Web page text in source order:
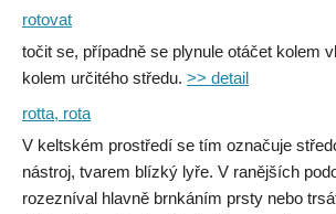
rotovat
točit se, případně se plynule otáčet kolem
kolem určitého středu. >> detail
rotta, rota
V keltském prostředí se tím označuje
nástroj, tvarem blízký lyře. V ranějších
rozezníval hlavně brnkáním prsty nebo